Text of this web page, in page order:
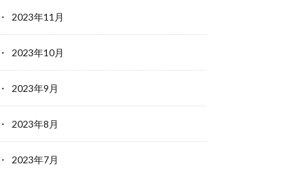
2023年11月
2023年10月
2023年9月
2023年8月
2023年7月